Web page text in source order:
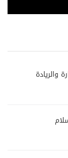
والريادة